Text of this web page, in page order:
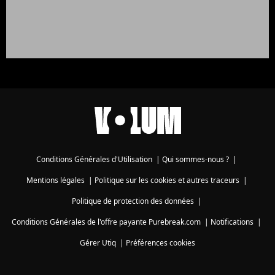
Conditions Générales d'Utilisation Qui sommes-nous ?
Mentions légales| Politique sur les cookies et autres traceurs|
Politique de protection des données|
Conditions Générales de l'offre payante Purebreak.com
Notifications
Gérer Utiq
Préférences cookies